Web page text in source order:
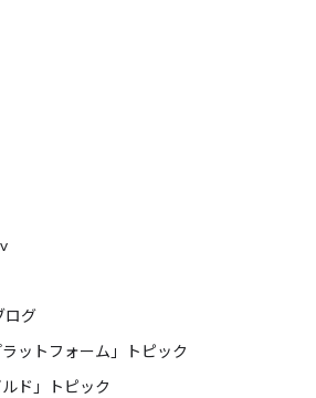
ログ
ットフォーム」トピック
ド」トピック